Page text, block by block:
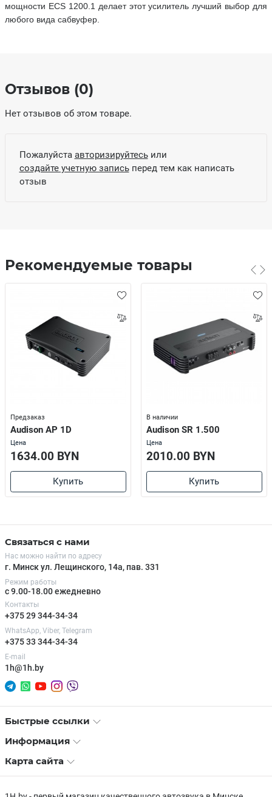
мощности ECS 1200.1 делает этот усилитель лучший выбор для
любого вида сабвуфер.
Отзывов (0)
Нет отзывов об этом товаре.
Пожалуйста авторизируйтесьили
создайте учетную записьперед тем как написать
отзыв
Рекомендуемые товары
Предзаказ
Audison AP 1D
Цена
1634.00 BYN
Купить
В наличии
Audison SR 1.500
Цена
2010.00 BYN
Купить
Связаться с нами
Нас можно найти по адресу
г. Минск ул. Лещинского, 14а, пав. 331
Режим работы
с 9.00-18.00 ежедневно
Контакты
+375 29 344-34-34
WhatsApp, Viber, Telegram
+375 33 344-34-34
E-mail
1h@1h.by
Быстрые ссылки
Информация
Карта сайта